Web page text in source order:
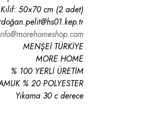
Kılıf: 50×70 cm (2 adet)
MENŞEİ TÜRKİYE
MORE HOME
% 100 YERLİ ÜRETİM
% 20 POLYESTER
Yıkama 30 c derece